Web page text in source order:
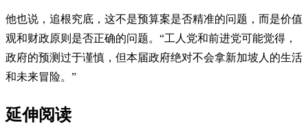
他也说，追根究底，这不是预算案是否精准的问题，而是价值
观和财政原则是否正确的问题。“工人党和前进党可能觉得，
政府的预测过于谨慎，但本届政府绝对不会拿新加坡人的生活
和未来冒险。”
延伸阅读